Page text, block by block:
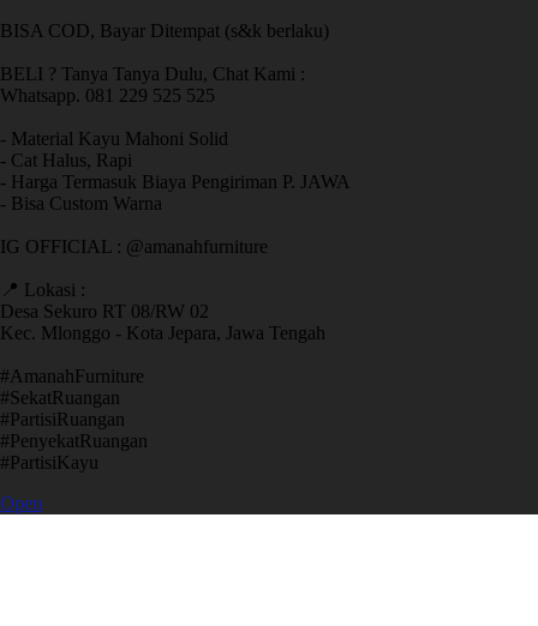
BISA COD, Bayar Ditempat (s&k berlaku)
BELI ? Tanya Tanya Dulu, Chat Kami :
Whatsapp. 081 229 525 525
- Material Kayu Mahoni Solid
- Cat Halus, Rapi
- Harga Termasuk Biaya Pengiriman P. JAWA
- Bisa Custom Warna
IG OFFICIAL : @amanahfurniture
📍 Lokasi :
Desa Sekuro RT 08/RW 02
Kec. Mlonggo - Kota Jepara, Jawa Tengah
​#AmanahFurniture
​#SekatRuangan
​#PartisiRuangan
​#PenyekatRuangan
​#PartisiKayu
Open